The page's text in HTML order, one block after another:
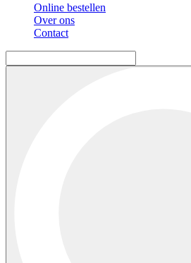
Online bestellen
Over ons
Contact